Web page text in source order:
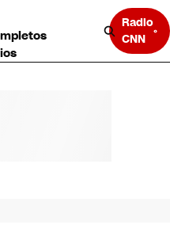
Radio
CNN